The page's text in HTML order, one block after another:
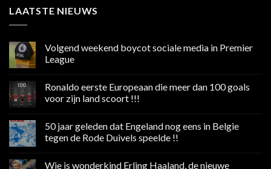
LAATSTE NIEUWS
Volgend weekend boycot sociale media in Premier
League
op
weekend
media
in
Premier
Ronaldo eerste Europeaan die meer dan 100 goals
voor zijn land scoort !!!
op
Ronaldo
eerste
meer
50 jaar geleden dat Engeland nog eens in Belgie
tegen de Rode Duivels speelde !!
op
Wie is wonderkind Erling Haaland, de nieuwe